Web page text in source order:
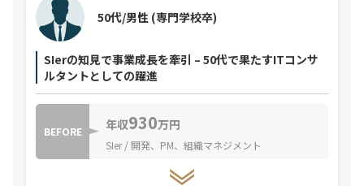
SIerの知見で事業成長を牽引 – 50代で果たすITコンサ
ルタントとしての躍進
50代/男性 (専門学校卒)
BEFORE 年収930万円
SIer / 開発、PM、組織マネジメント